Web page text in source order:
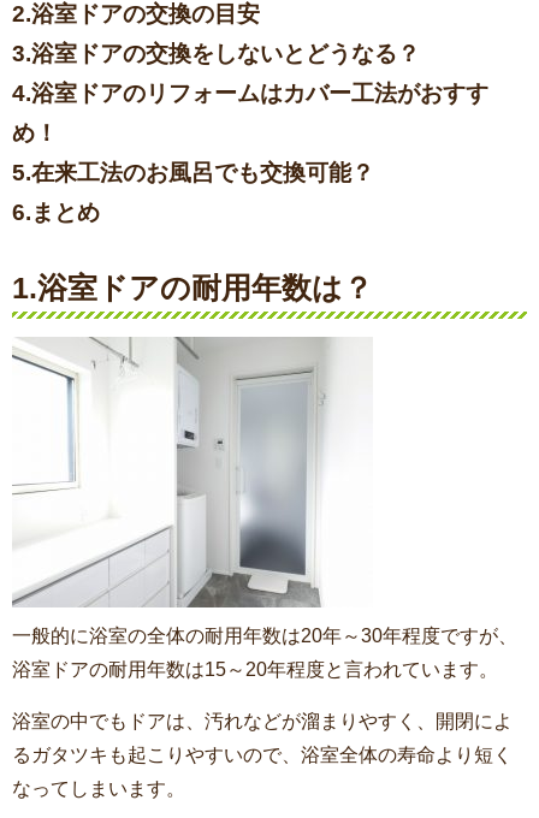
2.浴室ドアの交換の目安
3.浴室ドアの交換をしないとどうなる？
4.浴室ドアのリフォームはカバー工法がおすす
め！
5.在来工法のお風呂でも交換可能？
6.まとめ
1.浴室ドアの耐用年数は？
一般的に浴室の全体の耐用年数は20年～30年程度ですが、
浴室ドアの耐用年数は15～20年程度と言われています。
浴室の中でもドアは、汚れなどが溜まりやすく、開閉によ
るガタツキも起こりやすいので、浴室全体の寿命より短く
なってしまいます。